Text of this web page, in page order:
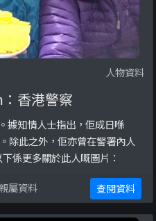
人物資料
香港警察
據知情人士指出，佢成日喺
除此之外，佢亦曾在警署內人
係更多關於此人嘅圖片：
屬資料 查閱資料